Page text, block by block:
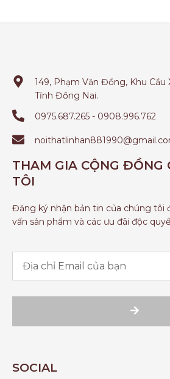
149, Phạm Văn Đồng, Khu Cầu
Tỉnh Đồng Nai.
0975.687.265 - 0908.996.762
THAM GIA CỘNG ĐỒNG
TÔI
Đăng ký nhận bản tin của chúng tôi
vấn sản phẩm và các ưu đãi độc
SOCIAL